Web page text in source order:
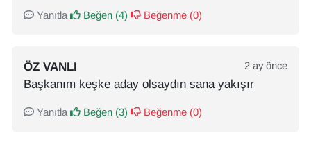
Yanıtla Beğen (4) Beğenme (0)
ÖZ VANLI 2 ay önce
Başkanım keşke aday olsaydın sana yakışır
Yanıtla Beğen (3) Beğenme (0)